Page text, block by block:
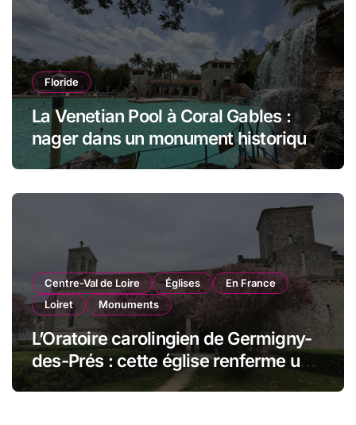
Floride
La Venetian Pool à Coral Gables :
nager dans un monument historique
de Miami
Centre-Val de Loire Églises
En France
Loiret
Monuments
L’Oratoire carolingien de Germigny-
des-Prés : cette église renferme une
magnifique mosaïque carolingienne